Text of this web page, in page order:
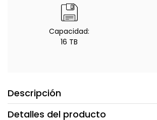
Capacidad:
16 TB
Descripción
Detalles del producto